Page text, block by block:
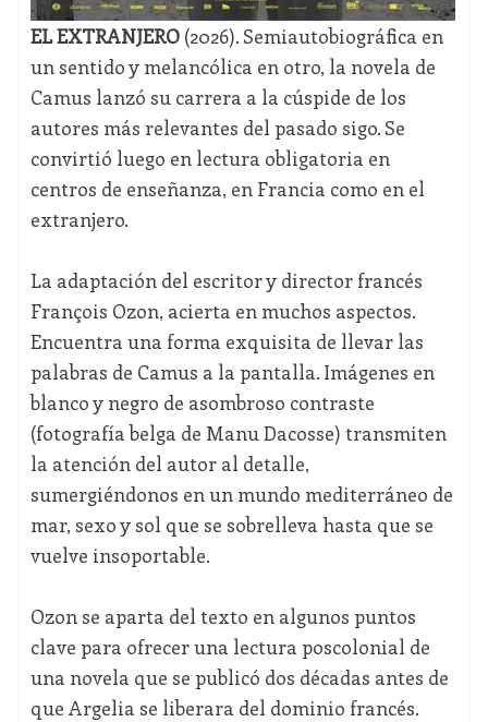
EL EXTRANJERO(2026). Semiautobiográfica en
un sentido y melancólica en otro, la novela de
Camus lanzó su carrera a la cúspide de los
autores más relevantes del pasado sigo. Se
convirtió luego en lectura obligatoria en
centros de enseñanza, en Francia como en el
extranjero.
La adaptación del escritor y director francés
François Ozon, acierta en muchos aspectos.
Encuentra una forma exquisita de llevar las
palabras de Camus a la pantalla. Imágenes en
blanco y negro de asombroso contraste
(fotografía belga de Manu Dacosse) transmiten
la atención del autor al detalle,
sumergiéndonos en un mundo mediterráneo de
mar, sexo y sol que se sobrelleva hasta que se
vuelve insoportable.
Ozon se aparta del texto en algunos puntos
clave para ofrecer una lectura poscolonial de
una novela que se publicó dos décadas antes de
que Argelia se liberara del dominio francés.